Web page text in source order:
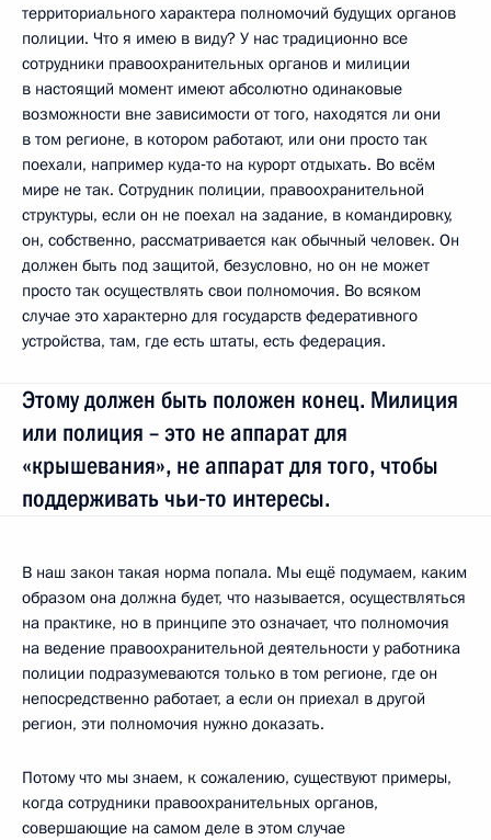
территориального характера полномочий будущих органов
полиции. Что я имею в виду? У нас традиционно все
сотрудники правоохранительных органов и милиции
в настоящий момент имеют абсолютно одинаковые
возможности вне зависимости от того, находятся ли они
в том регионе, в котором работают, или они просто так
поехали, например куда‑то на курорт отдыхать. Во всём
мире не так. Сотрудник полиции, правоохранительной
структуры, если он не поехал на задание, в командировку,
он, собственно, рассматривается как обычный человек. Он
должен быть под защитой, безусловно, но он не может
просто так осуществлять свои полномочия. Во всяком
случае это характерно для государств федеративного
устройства, там, где есть штаты, есть федерация.
Этому должен быть положен конец. Милиция
или полиция – это не аппарат для
«крышевания», не аппарат для того, чтобы
поддерживать чьи‑то интересы.
В наш закон такая норма попала. Мы ещё подумаем, каким
образом она должна будет, что называется, осуществляться
на практике, но в принципе это означает, что полномочия
на ведение правоохранительной деятельности у работника
полиции подразумеваются только в том регионе, где он
непосредственно работает, а если он приехал в другой
регион, эти полномочия нужно доказать.
Потому что мы знаем, к сожалению, существуют примеры,
когда сотрудники правоохранительных органов,
совершающие на самом деле в этом случае